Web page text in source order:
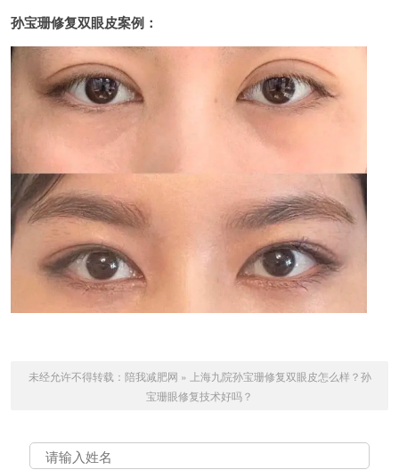
孙宝珊修复双眼皮案例：
未经允许不得转载： 陪我减肥网 » 上海九院孙宝珊修复双眼皮怎么样？孙
宝珊眼修复技术好吗？